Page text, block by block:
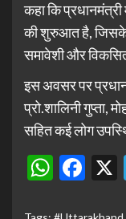
कहा कि
की शुरुआत है, जिसके
समावेशी और विकसित
इस अवसर पर
प्रो.शालिनी गुप्ता,
सहित कई लोग